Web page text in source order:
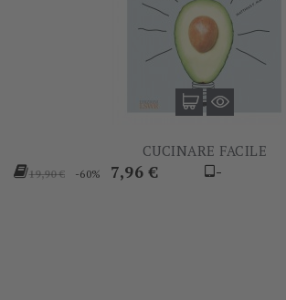
CUCINARE FACILE
Prezzo
19,90 € -60% Prezzo
7,96 € -